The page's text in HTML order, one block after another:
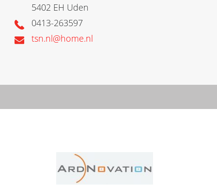
5402 EH Uden
0413-263597
tsn.nl@home.nl